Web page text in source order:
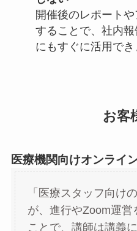
開催後のレポート
することで、社内
にもすぐに活用でき
お客
医療機関向けオンライ
「医療スタッフ向け
が、進行やZoom運営
ことで、講師は講義